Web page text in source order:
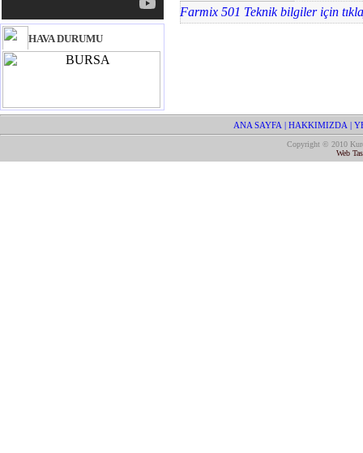
HAVA DURUMU
Farmix 501 Teknik bilgiler için
ANA SAYFA | HAKKIMIZDA |
Copyright © 2010
Web